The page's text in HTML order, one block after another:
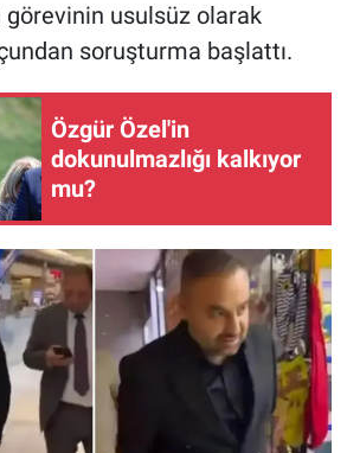
görevinin usulsüz olarak
soruşturma başlattı.
Özgür Özel'in
dokunulmazlığı kalkıyor
mu?